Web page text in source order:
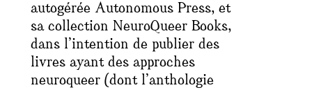
autogérée Autonomous Press, et
sa collection NeuroQueer Books,
dans l’intention de publier des
livres ayant des approches
neuroqueer (dont l’anthologie